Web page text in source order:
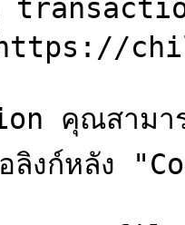
ดู
คุณสามา
ลิงก์หลัง